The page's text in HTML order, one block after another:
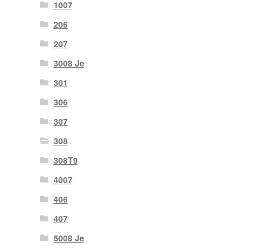
1007
206
207
3008 Je
301
306
307
308
308T9
4007
406
407
5008 Je